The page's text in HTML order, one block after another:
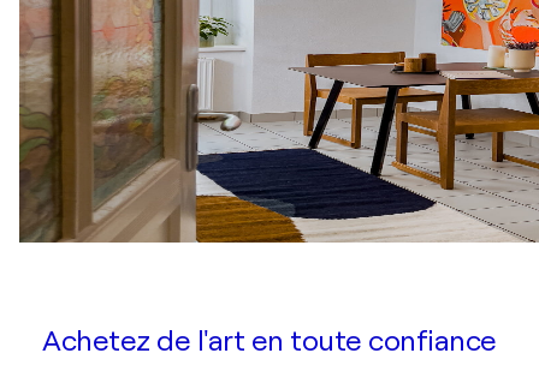
Achetez de l'art en toute confiance